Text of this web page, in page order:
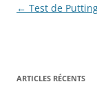
Navigation
← Test de
ARTICLES RÉCENTS